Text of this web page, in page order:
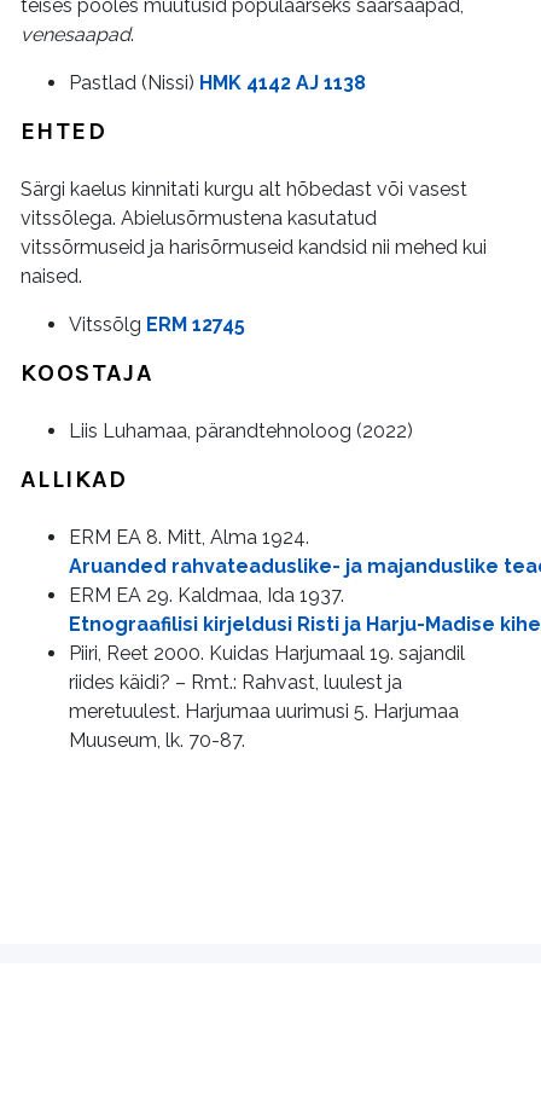
teises pooles muutusid populaarseks säärsaapad,
venesaapad.
Pastlad (Nissi) HMK 4142 AJ 1138
EHTED
Särgi kaelus kinnitati kurgu alt hõbedast või vasest
vitssõlega. Abielusõrmustena kasutatud
vitssõrmuseid ja harisõrmuseid kandsid nii mehed kui
naised.
Vitssõlg ERM 12745
KOOSTAJA
Liis Luhamaa, pärandtehnoloog (2022)
ALLIKAD
ERM EA 8. Mitt, Alma 1924.
Aruanded rahvateaduslike- ja majanduslike
ERM EA 29. Kaldmaa, Ida 1937.
Etnograafilisi kirjeldusi Risti ja Harju-Madise
Piiri, Reet 2000. Kuidas Harjumaal 19. sajandil
riides käidi? – Rmt.: Rahvast, luulest ja
meretuulest. Harjumaa uurimusi 5. Harjumaa
Muuseum, lk. 70-87.